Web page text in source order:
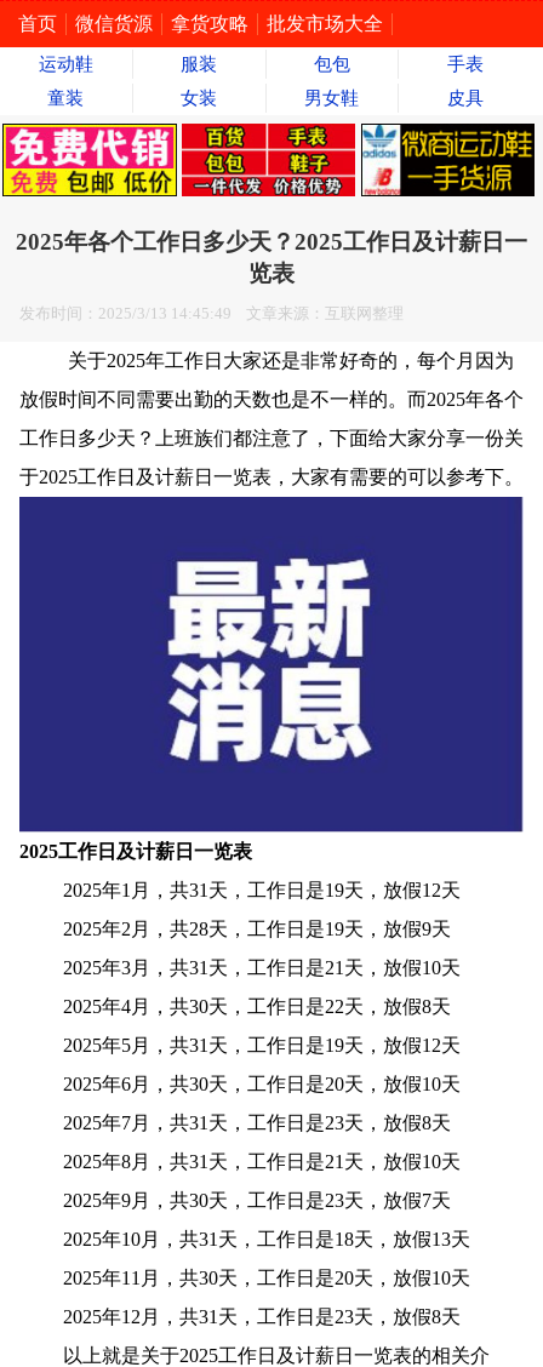
首页 微信货源 拿货攻略 批发市场大全
运动鞋 服装 包包
手表
童装
女装 男女鞋 皮具
2025年各个工作日多少天？2025工作日及计薪日一
览表
发布时间：2025/3/13 14:45:49 文章来源：互联网整理
关于2025年工作日大家还是非常好奇的，每个月因为
放假时间不同需要出勤的天数也是不一样的。而2025年各个
工作日多少天？上班族们都注意了，下面给大家分享一份关
于2025工作日及计薪日一览表，大家有需要的可以参考下。
2025工作日及计薪日一览表
2025年1月，共31天，工作日是19天，放假12天
2025年2月，共28天，工作日是19天，放假9天
2025年3月，共31天，工作日是21天，放假10天
2025年4月，共30天，工作日是22天，放假8天
2025年5月，共31天，工作日是19天，放假12天
2025年6月，共30天，工作日是20天，放假10天
2025年7月，共31天，工作日是23天，放假8天
2025年8月，共31天，工作日是21天，放假10天
2025年9月，共30天，工作日是23天，放假7天
2025年10月，共31天，工作日是18天，放假13天
2025年11月，共30天，工作日是20天，放假10天
2025年12月，共31天，工作日是23天，放假8天
以上就是关于2025工作日及计薪日一览表的相关介